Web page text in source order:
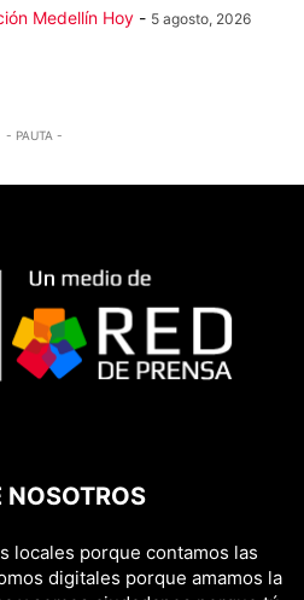
Medellín Hoy - 5 agosto, 2026
- PAUTA -
NOSOTROS
locales porque contamos las
digitales porque amamos la